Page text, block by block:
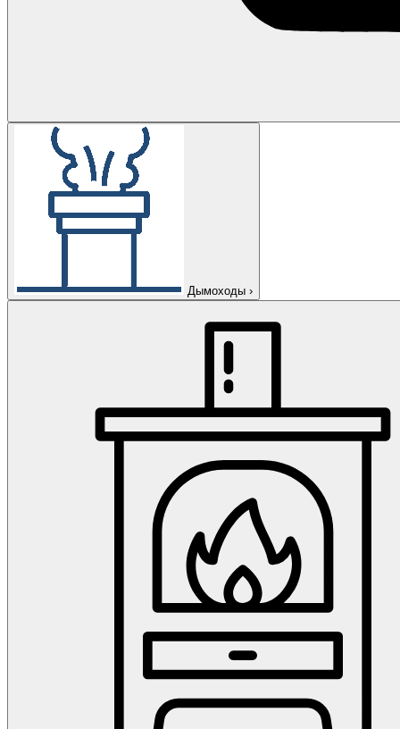
Дымоходы ›